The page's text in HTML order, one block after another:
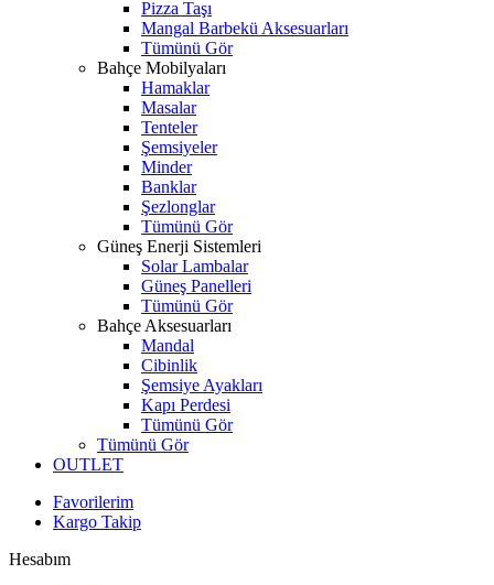
Pizza Taşı
Mangal Barbekü Aksesuarları
Tümünü Gör
Bahçe Mobilyaları
Hamaklar
Masalar
Tenteler
Şemsiyeler
Minder
Banklar
Şezlonglar
Tümünü Gör
Güneş Enerji Sistemleri
Solar Lambalar
Güneş Panelleri
Tümünü Gör
Bahçe Aksesuarları
Mandal
Cibinlik
Şemsiye Ayakları
Kapı Perdesi
Tümünü Gör
Tümünü Gör
OUTLET
Favorilerim
Kargo Takip
Hesabım